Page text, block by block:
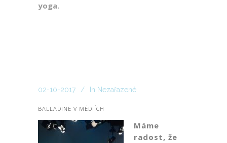
yoga.
02-10-2017 In Nezařazené
BALLADINE V MÉDIÍCH
Máme
radost, že